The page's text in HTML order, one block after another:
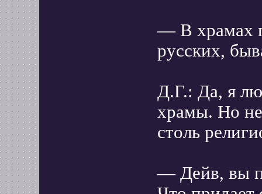
— В храмах
русских,
Д.Г.: Да, я
храмы. Но не
столь
— Дейв, вы